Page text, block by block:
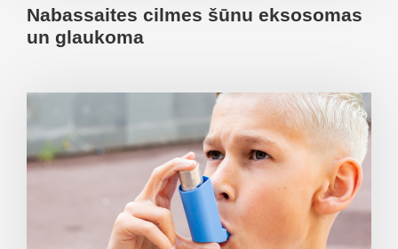
Nabassaites cilmes šūnu eksosomas
un glaukoma